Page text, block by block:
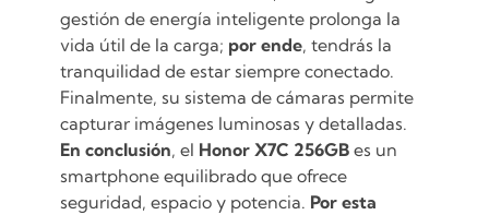
gestión de energía inteligente prolonga la
vida útil de la carga; por ende, tendrás la
tranquilidad de estar siempre conectado.
Finalmente, su sistema de cámaras permite
capturar imágenes luminosas y detalladas.
En conclusión, el Honor X7C 256GB es un
smartphone equilibrado que ofrece
seguridad, espacio y potencia. Por esta